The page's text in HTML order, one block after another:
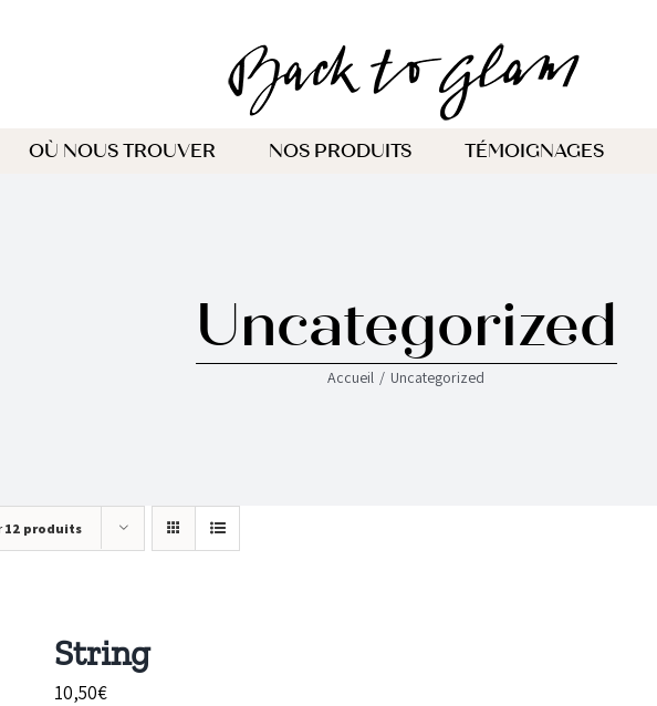
OÙ NOUS TROUVER NOS PRODUITS TÉMOIGNAGES
Uncategorized
Accueil Uncategorized
12 produits
String
10,50€